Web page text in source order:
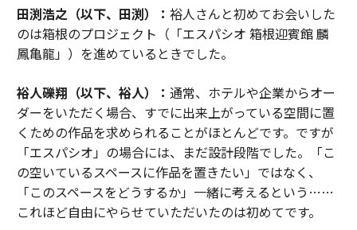
中小企業のAI活用問題、鍵は「非常勤AI責任者（FAO）」 米国でニーズ急
増
NEC復活の全貌、株価100円未満から時価総額10倍へ導いたAIネイティブ戦
独占インタビュー！オードリー・タンが語る「AI導入の最大の成果」と
は？
タグ： 生成AI 文章作成/ライティング
advertisement
田渕浩之（以下、田渕）： 裕人さんと初めてお会いした
のは箱根のプロジェクト（「エスパシオ 箱根迎賓館 麟
鳳亀龍」）を進めているときでした。
裕人礫翔（以下、裕人）： 通常、ホテルや企業からオー
ダーをいただく場合、すでに出来上がっている空間に置
くための作品を求められることがほとんどです。ですが
「エスパシオ」の場合には、まだ設計段階でした。「こ
の空いているスペースに作品を置きたい」ではなく、
「このスペースをどうするか」一緒に考えるという……
これほど自由にやらせていただいたのは初めてです。